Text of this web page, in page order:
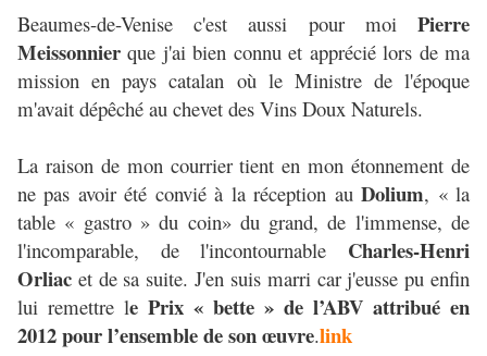
Beaumes-de-Venise c'est aussi pour moi Pierre
Meissonnier que j'ai bien connu et apprécié lors de ma
mission en pays catalan où le Ministre de l'époque
m'avait dépêché au chevet des Vins Doux Naturels.
La raison de mon courrier tient en mon étonnement de
ne pas avoir été convié à la réception auDolium, « la
table « gastro » du coin» du grand, de l'immense, de
l'incomparable, de l'incontournable Charles-Henri
Orliac et de sa suite. J'en suis marri car j'eusse pu enfin
lui remettre le Prix « bette » de l’ABV attribué en
2012 pour l’ensemble de son œuvre.link